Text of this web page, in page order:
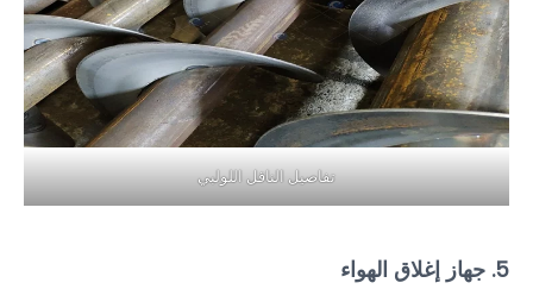
تفاصيل الناقل اللولبي
5. جهاز إغلاق الهواء